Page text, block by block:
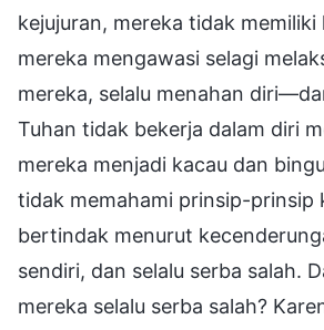
kejujuran, mereka tidak memiliki
mereka mengawasi selagi
mereka, selalu menahan
Tuhan tidak bekerja dalam diri
mereka menjadi kacau dan
tidak memahami prinsip-prinsip
bertindak menurut
sendiri, dan selalu serba salah.
mereka selalu serba salah?